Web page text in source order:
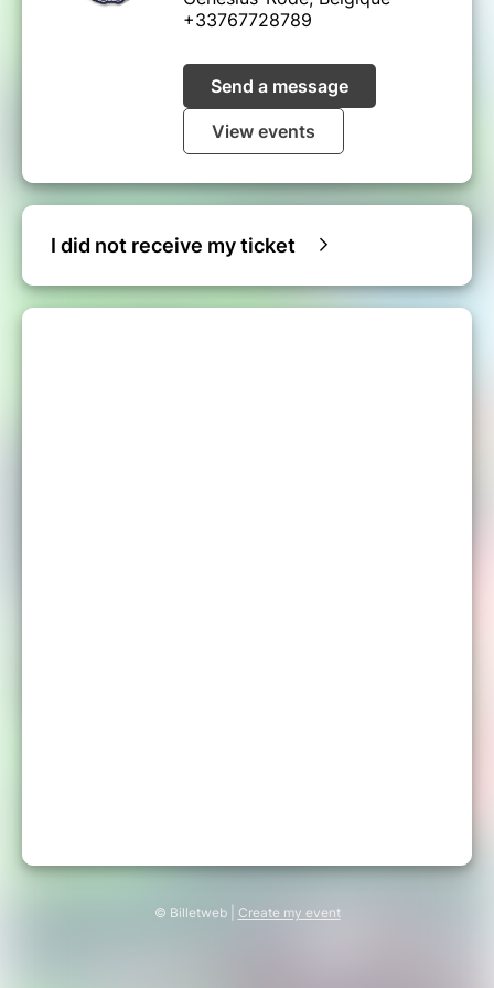
nippones.
Produits exclusifs et mangas
_ Jeux-Concours :
Gagnez des pass week-
end, des goodies et des expériences VIP.
Réservez votre billet dès maintenant et ne
manquez pas l’événement incontournable de
l’année ! **
+33767728789
Send a message
View events
I did not receive my ticket
© Billetweb | Create my event